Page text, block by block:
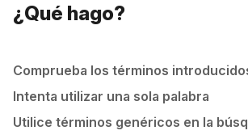
¿Qué hago?
Comprueba los términos
Intenta utilizar una sola palabra
Utilice términos genéricos en la